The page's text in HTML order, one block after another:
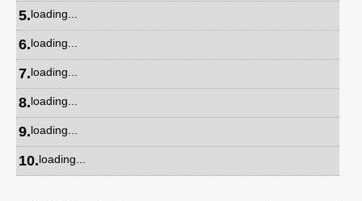
5.loading...
6.loading...
7.loading...
8.loading...
9.loading...
10.loading...